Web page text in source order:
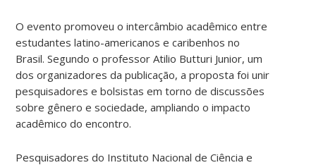
O evento promoveu o intercâmbio acadêmico entre
estudantes latino-americanos e caribenhos no
Brasil. Segundo o professor Atilio Butturi Junior, um
dos organizadores da publicação, a proposta foi unir
pesquisadores e bolsistas em torno de discussões
sobre gênero e sociedade, ampliando o impacto
acadêmico do encontro.
Pesquisadores do Instituto Nacional de Ciência e